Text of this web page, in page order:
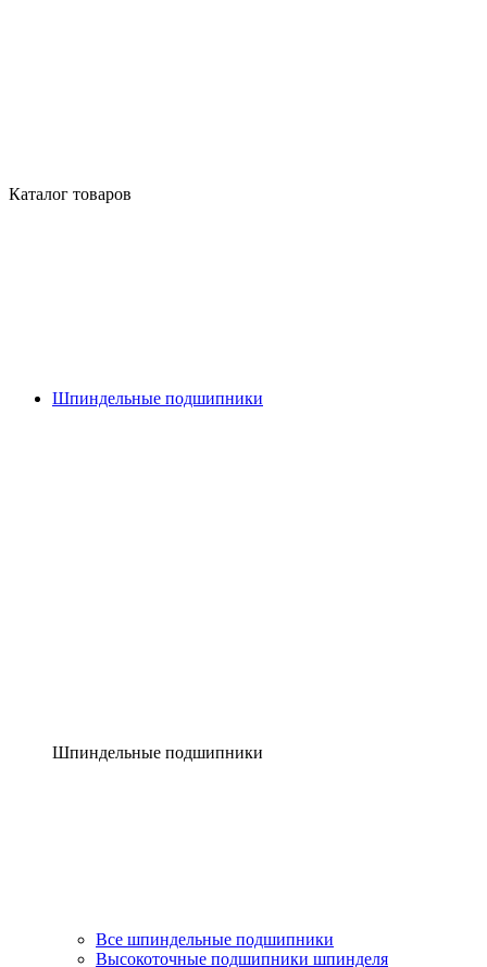
Каталог товаров
Шпиндельные подшипники
Шпиндельные подшипники
Все шпиндельные подшипники
Высокоточные подшипники шпинделя